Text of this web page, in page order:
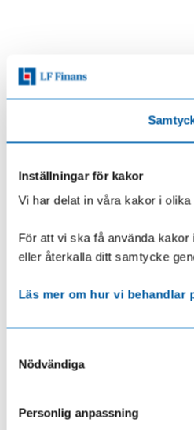
Inställningar för kakor
Vi har delat in våra kakor i
För att vi ska få använda kakor
eller återkalla ditt samtycke
Läs mer om hur vi behandlar
Nödvändiga
Personlig anpassning